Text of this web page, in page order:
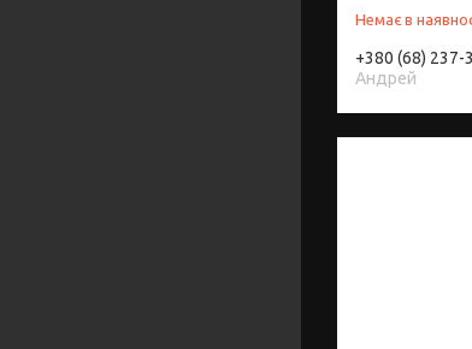
Немає в
+380 (68) 237-
Андрей